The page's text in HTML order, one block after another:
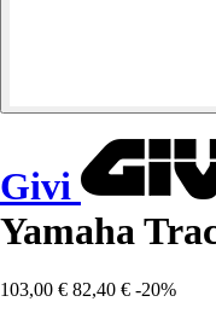
Givi
Yamaha
103,00 € 82,40 € -20%